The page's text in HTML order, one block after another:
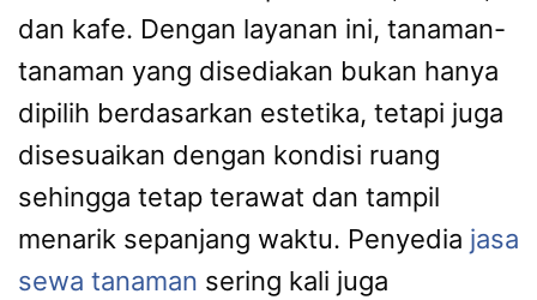
dan kafe. Dengan layanan ini, tanaman-
tanaman yang disediakan bukan hanya
dipilih berdasarkan estetika, tetapi juga
disesuaikan dengan kondisi ruang
sehingga tetap terawat dan tampil
menarik sepanjang waktu. Penyedia jasa
sewa tanaman sering kali juga